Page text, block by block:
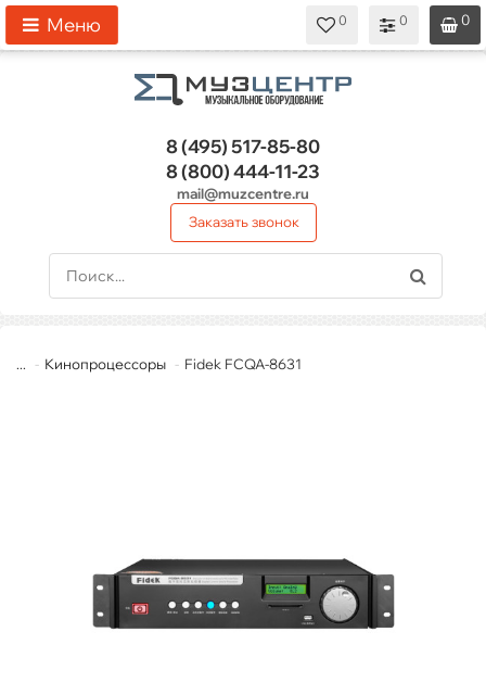
0
0
0
Меню
8 (495)517-85-80
8 (800)444-11-23
mail@muzcentre.ru
Заказать звонок
... Кинопроцессоры Fidek FCQA-8631